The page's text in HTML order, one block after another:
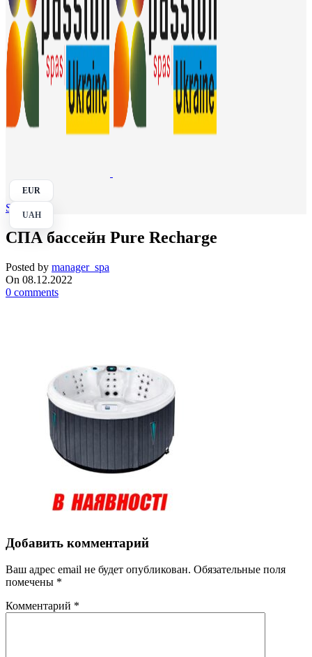
EUR
UAH
Search
СПА бассейн Pure Recharge
Posted by manager_spa
On 08.12.2022
0 comments
Добавить комментарий
Ваш адрес email не будет опубликован. Обязательные поля
помечены *
Комментарий *